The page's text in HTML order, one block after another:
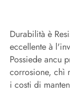
Durabilità è
eccellente à
Possiede ancu
corrosione, chì
i costi di